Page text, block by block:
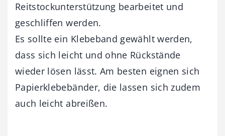
Reitstockunterstützung bearbeitet und
geschliffen werden.
Es sollte ein Klebeband gewählt werden,
dass sich leicht und ohne Rückstände
wieder ­lösen lässt. Am besten eignen sich
Papierklebebänder, die lassen sich zudem
auch leicht abreißen.